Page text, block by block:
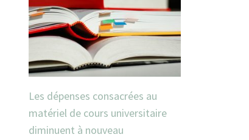
Les dépenses consacrées au
matériel de cours universitaire
diminuent à nouveau